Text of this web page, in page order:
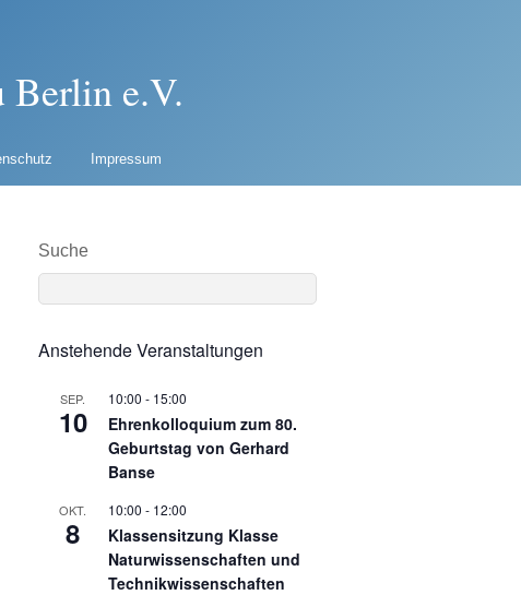
Berlin e.V.
Impressum
Suche
Anstehende Veranstaltungen
SEP.
10
10:00 - 15:00
Ehrenkolloquium zum 80.
Geburtstag von Gerhard
Banse
OKT.
8
10:00 - 12:00
Klassensitzung Klasse
Naturwissenschaften und
Technikwissenschaften